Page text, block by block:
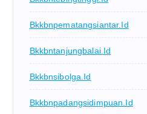
Bkkbnpematangsiantar.id
Bkkbntanjungbalai.id
Bkkbnsibolga.id
Bkkbnpadangsidimpuan.id